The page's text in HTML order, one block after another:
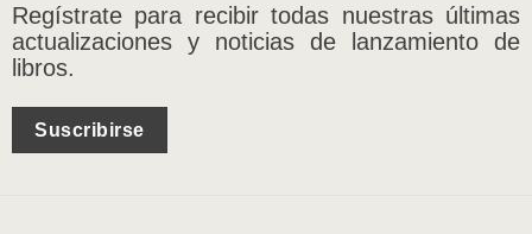
Regístrate para recibir todas nuestras últimas
actualizaciones y noticias de lanzamiento de
libros.
Suscribirse